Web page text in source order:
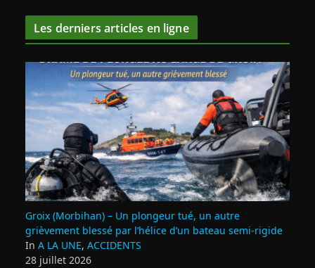
Les derniers articles en ligne
Groix (Morbihan) – Un plongeur tué, un autre
grièvement blessé par l’hélice d’un bateau semi-rigide
In A LA UNE, ACCIDENTS
28 juillet 2026